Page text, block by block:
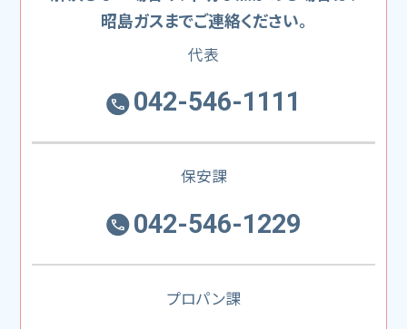
昭島ガスまでご連絡ください。
代表
042-546-1111
保安課
042-546-1229
プロパン課